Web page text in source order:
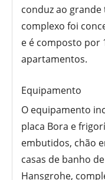
conduz ao
complexo foi
e é composto por
apartamentos.
Equipamento
O equipamento
placa Bora e
embutidos, chão
casas de banho
Hansgrohe,